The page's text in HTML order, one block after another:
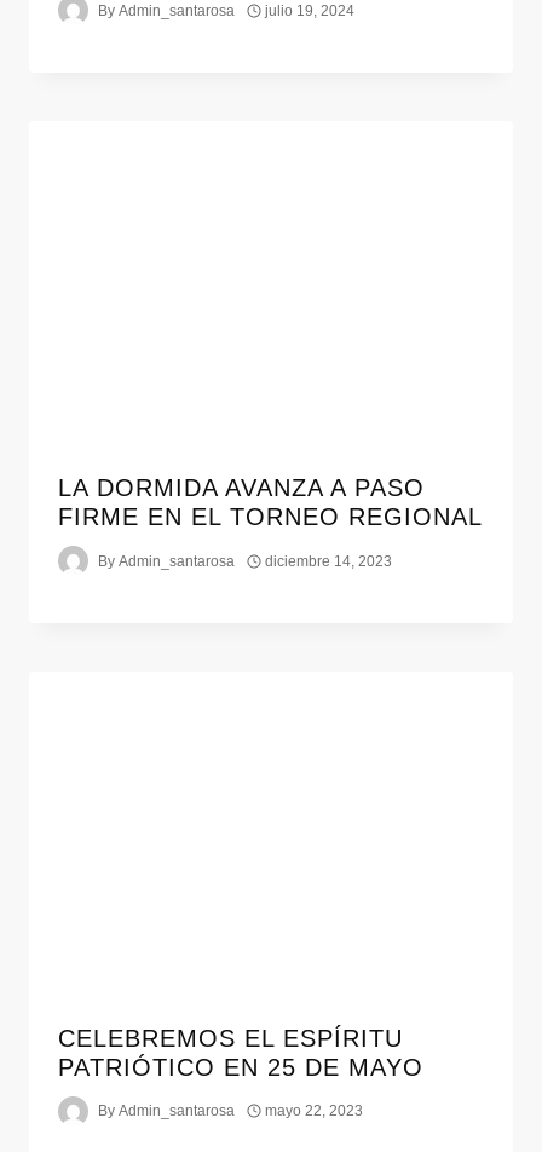
By Admin_santarosa julio 19, 2024
LA DORMIDA AVANZA A PASO
FIRME EN EL TORNEO REGIONAL
By Admin_santarosa diciembre 14, 2023
CELEBREMOS EL ESPÍRITU
PATRIÓTICO EN 25 DE MAYO
By Admin_santarosa mayo 22, 2023